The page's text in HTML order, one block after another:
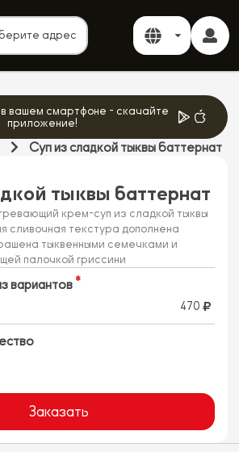
адрес
вашем смартфоне - скачайте
приложение!
Суп из сладкой тыквы баттернат
тыквы баттернат
крем-суп из сладкой тыквы
сливочная текстура дополнена
тыквенными семечками и
палочкой гриссини
вариантов
470
Заказать